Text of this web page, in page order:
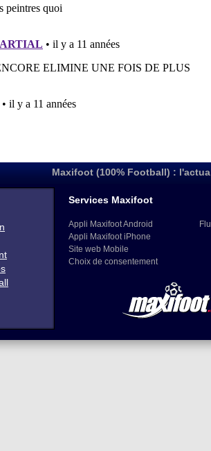
Maxifoot (100% Football) :
Services Maxifoot
Appli Maxifoot Android
Appli Maxifoot iPhone
Site web Mobile
Choix de consentement